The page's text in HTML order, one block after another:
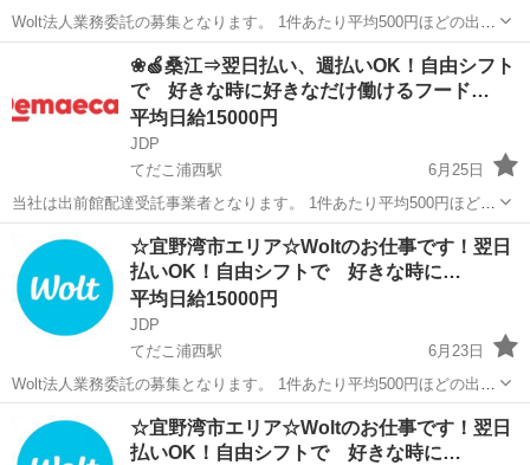
Wolt法人業務委託の募集となります。 1件あたり平均500円ほどの出来
高報酬制となります。 お届け範囲が片道10分程度のデリバリーばかり
配...
宜野湾市 てだこ浦西駅 配送 貨物
❀🍏桑江⇒翌日払い、週払いOK！自由シフト
で 好きな時に好きなだけ働けるフード…
平均日給15000円
JDP
てだこ浦西駅
6月25日
当社は出前館配達受託事業者となります。 1件あたり平均500円ほどの
出来高報酬制となります。 お届け範囲が片道10分程度のデリバリーば
かりです。 短時間でたくさんの件数を配達したい方にも、近所で気軽
に配...
てだこ浦西駅 配送 出前館
☆宜野湾市エリア☆Woltのお仕事です！翌日
払いOK！自由シフトで 好きな時に…
平均日給15000円
JDP
てだこ浦西駅
6月23日
Wolt法人業務委託の募集となります。 1件あたり平均500円ほどの出来
高報酬制となります。 お届け範囲が片道10分程度のデリバリーばかり
です。 短時間でたくさんの件数を配達したい方にも、近所で気軽に
配...
宜野湾市 てだこ浦西駅 貨物
☆宜野湾市エリア☆Woltのお仕事です！翌日
払いOK！自由シフトで 好きな時に…